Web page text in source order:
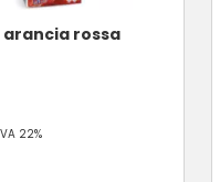
rossa
22%